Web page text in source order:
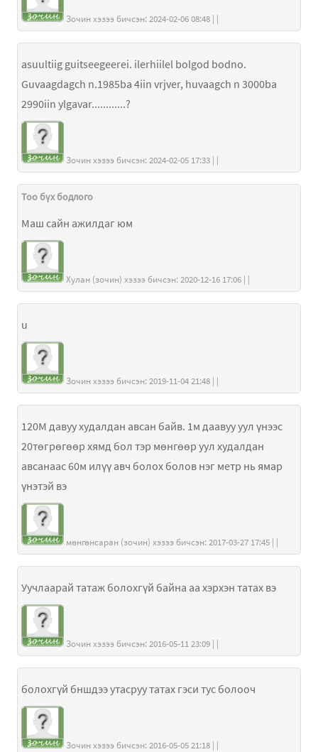
Зочин хэзээ бичсэн: 2024-02-06 08:48 | |
asuultiig guitseegeerei. ilerhiilel bolgod bodno.
Guvaagdagch n.1985ba 4iin vrjver, huvaagch n 3000ba
2990iin ylgavar............?
Зочин хэзээ бичсэн: 2024-02-05 17:33 | |
Тоо бүх бодлого
Маш сайн ажилдаг юм
Хулан (зочин) хэзээ бичсэн: 2020-12-16 17:06 | |
u
Зочин хэзээ бичсэн: 2019-11-04 21:48 | |
120М давуу худалдан авсан байв. 1м даавуу уул үнээс
20төгрөгөөр хямд бол тэр мөнгөөр уул худалдан
авсанаас 60м илүү авч болох болов нэг метр нь ямар
үнэтэй вэ
мөнгөнсаран (зочин) хэзээ бичсэн: 2017-03-27 17:45 | |
Уучлаарай татаж болохгүй байна аа хэрхэн татах вэ
Зочин хэзээ бичсэн: 2016-05-11 23:09 | |
болохгүй бншдээ утасруу татах гэси тус болооч
Зочин хэзээ бичсэн: 2016-05-05 21:18 | |